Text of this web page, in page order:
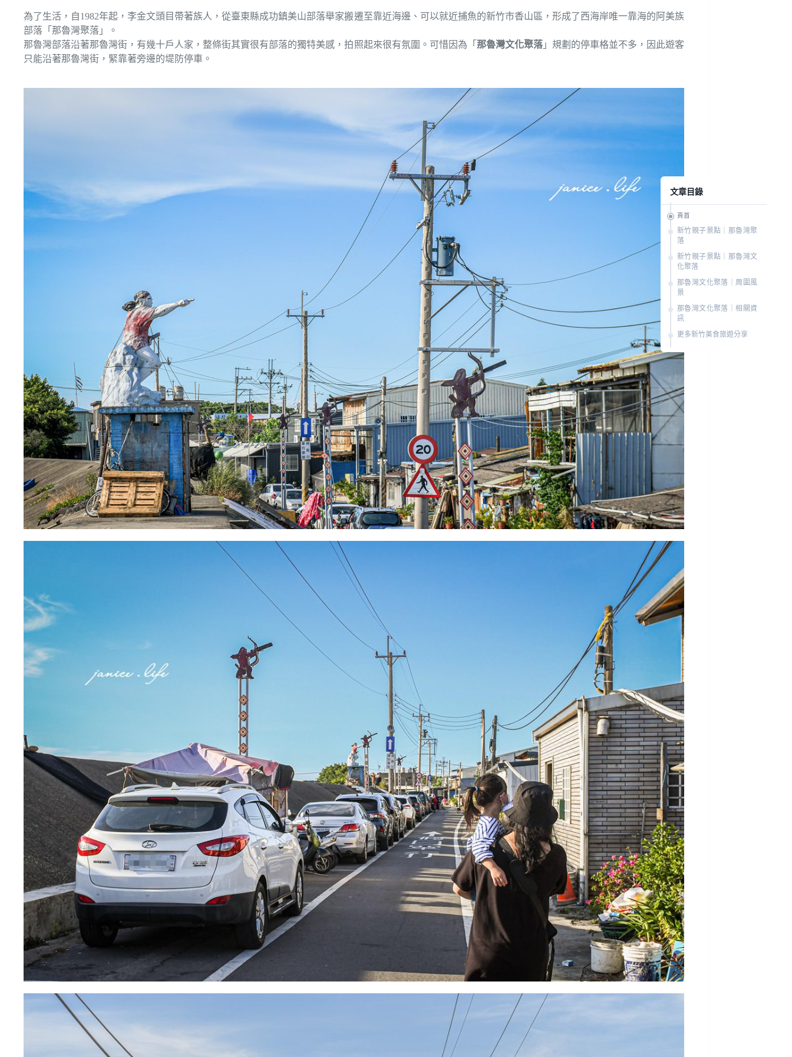
為了生活，自1982年起，李金文頭目帶著族人，從臺東縣成功鎮美山部落舉家搬遷至靠近海邊、可以就近捕魚的新竹市香山區，形成了西海岸唯一靠海的阿美族
部落「那魯灣聚落」。
那魯灣部落沿著那魯灣街，有幾十戶人家，整條街其實很有部落的獨特美感，拍照起來很有氛圍。可惜因為「 那魯灣文化聚落」規劃的停車格並不多，因此遊客
只能沿著那魯灣街，緊靠著旁邊的堤防停車。
文章目錄
頁首
新竹親子景點｜那魯灣聚
落
新竹親子景點｜那魯灣文
化聚落
那魯灣文化聚落｜周圍風
景
那魯灣文化聚落｜相關資
訊
更多新竹美食旅遊分享